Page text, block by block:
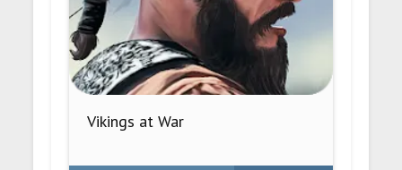
Vikings at War